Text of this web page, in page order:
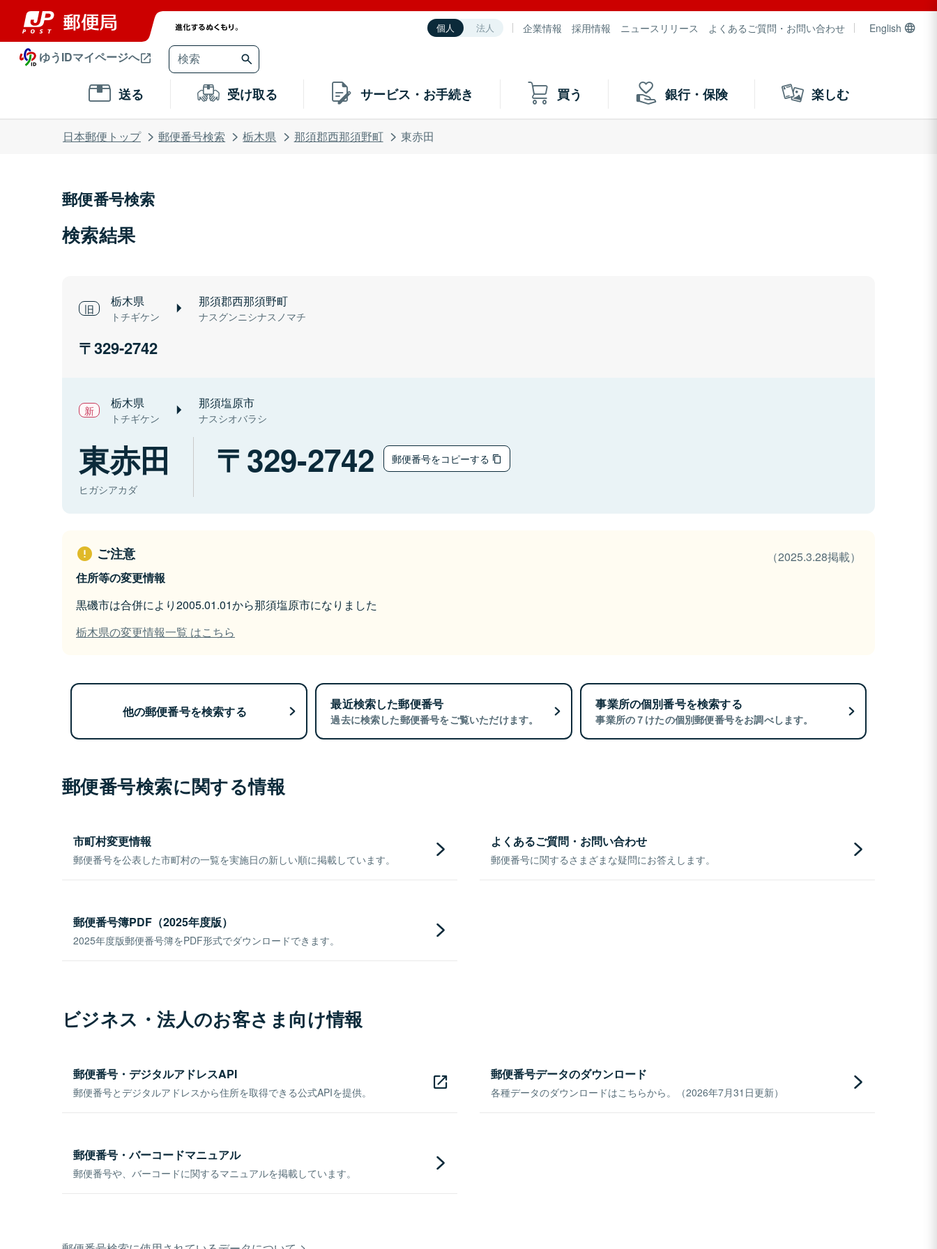
個人 法人 企業情報 採用情報 ニュースリリース よくあるご質問・お問い合わせ English
ゆうIDマイページへ
送る 受け取る サービス・お手続き 買う 銀行・保険 楽しむ
日本郵便トップ 郵便番号検索 栃木県 那須郡西那須野町 東赤田
郵便番号検索
検索結果
栃木県
トチギケン
那須郡西那須野町
ナスグンニシナスノマチ
329-2742
栃木県
トチギケン
那須塩原市
ナスシオバラシ
東赤田
ヒガシアカダ
329-2742 郵便番号をコピーする
ご注意
（2025.3.28掲載）
住所等の変更情報
黒磯市は合併により2005.01.01から那須塩原市になりました
栃木県の変更情報一覧 はこちら
他の郵便番号を検索する 最近検索した郵便番号
過去に検索した郵便番号をご覧いただけます。
事業所の個別番号を検索する
事業所の７けたの個別郵便番号をお調べします。
郵便番号検索に関する情報
市町村変更情報
郵便番号を公表した市町村の一覧を実施日の新しい順に掲載しています。
よくあるご質問・お問い合わせ
郵便番号に関するさまざまな疑問にお答えします。
郵便番号簿PDF（2025年度版）
2025年度版郵便番号簿をPDF形式でダウンロードできます。
ビジネス・法人のお客さま向け情報
郵便番号・デジタルアドレスAPI
郵便番号とデジタルアドレスから住所を取得できる公式APIを提供。
郵便番号データのダウンロード
各種データのダウンロードはこちらから。（2026年7月31日更新）
郵便番号・バーコードマニュアル
郵便番号や、バーコードに関するマニュアルを掲載しています。